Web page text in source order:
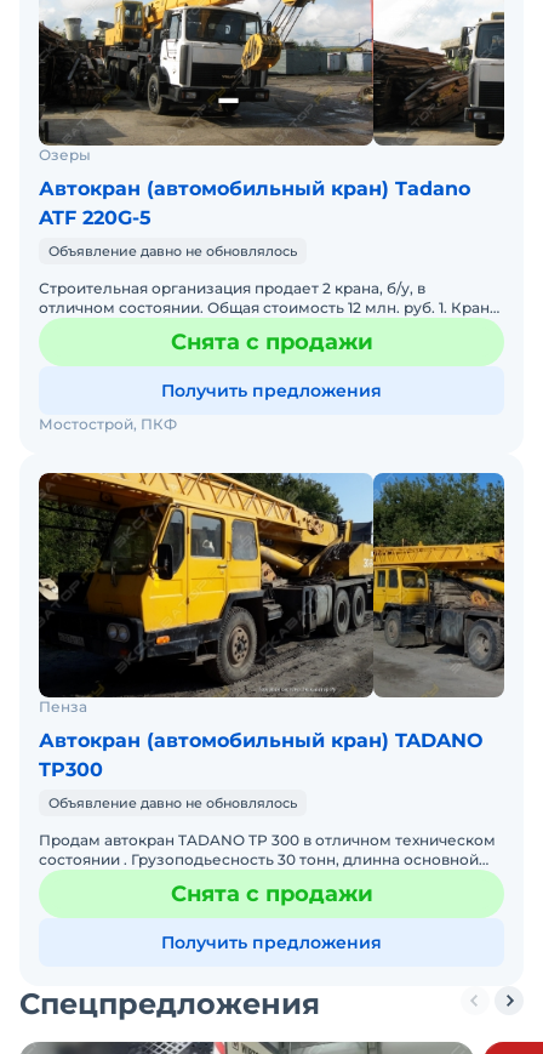
Озеры
Автокран (автомобильный кран) Tadano
ATF 220G-5
Объявление давно не обновлялось
Строительная организация продает 2 крана, б/у, в
отличном состоянии. Общая стоимость 12 млн. руб. 1. Кран
стреловой, самоходный КС-6476-1 (кран-тадано, Япония).
Снята с продажи
Получить предложения
Мостострой, ПКФ
Пенза
Автокран (автомобильный кран) TADANO
TP300
Объявление давно не обновлялось
Продам автокран TADANO TP 300 в отличном техническом
состоянии . Грузоподьесность 30 тонн, длинна основной
стрелы 33 метров + гусек 14 метров.Две лебедки основн
Снята с продажи
Получить предложения
Спецпредложения